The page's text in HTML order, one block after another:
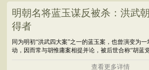
明朝名将蓝玉谋反被杀：洪武
得者
同为明初“洪武四大案”之一的蓝玉案，也曾演变为
动，因而常与胡惟庸案相提并论，被后世合称“胡蓝党
查看更多详情